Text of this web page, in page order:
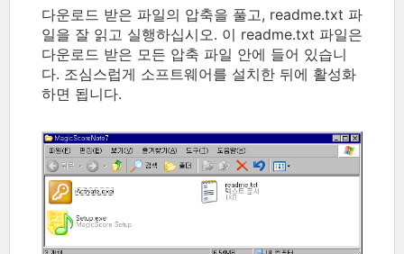
다운로드 받은 파일의 압축을 풀고, readme.txt 파
일을 잘 읽고 실행하십시오. 이 readme.txt 파일은
다운로드 받은 모든 압축 파일 안에 들어 있습니
다. 조심스럽게 소프트웨어를 설치한 뒤에 활성화
하면 됩니다.